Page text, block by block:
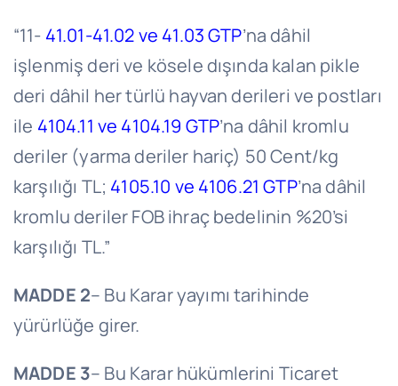
“11- 41.01-41.02 ve 41.03 GTP’na dâhil
işlenmiş deri ve kösele dışında kalan pikle
deri dâhil her türlü hayvan derileri ve postları
ile 4104.11 ve 4104.19 GTP’na dâhil kromlu
deriler (yarma deriler hariç) 50 Cent/kg
karşılığı TL; 4105.10 ve 4106.21 GTP’na dâhil
kromlu deriler FOB ihraç bedelinin %20’si
karşılığı TL.”
MADDE 2– Bu Karar yayımı tarihinde
yürürlüğe girer.
MADDE 3– Bu Karar hükümlerini Ticaret